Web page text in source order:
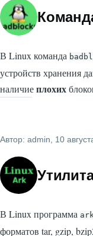
В Linux команда
устройств хранения
наличиеплохих
Автор: admin, 10
В Linux программа
форматов tar, gzip,